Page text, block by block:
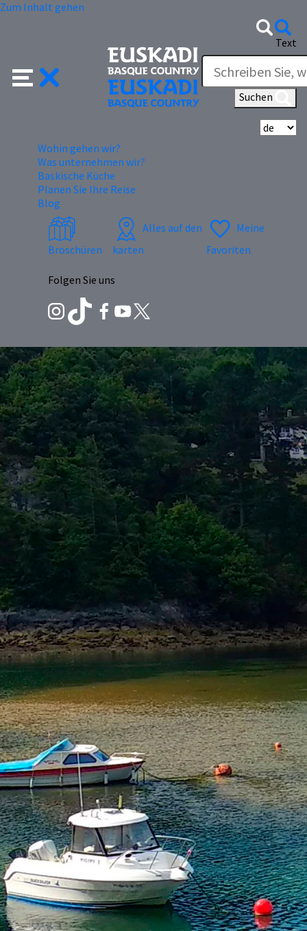
Zum Inhalt gehen
Text
Suchen
Wohin gehen wir?
Was unternehmen wir?
Baskische Küche
Planen Sie Ihre Reise
Blog
Broschüren
Alles auf den
karten
Meine
Favoriten
Folgen Sie uns